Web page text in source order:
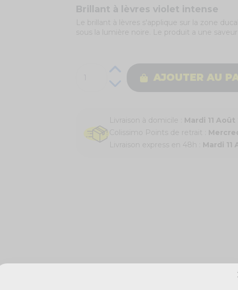
Brillant à lèvres violet intense
Le brillant à lèvres s'applique sur la zone
sous la lumière noire. Le produit a une saveur
AJOUTER AU
Livraison à domicile : Mardi 11 Août
Colissimo Points de retrait :
Livraison express en 48h : Mardi 11